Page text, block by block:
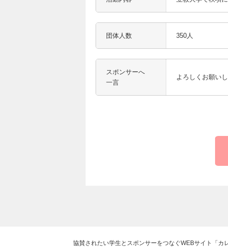
団体人数 350人
スポンサーへ
一言
よろしくお願いし
協賛されたい学生とスポンサーをつなぐWEBサイト「カ